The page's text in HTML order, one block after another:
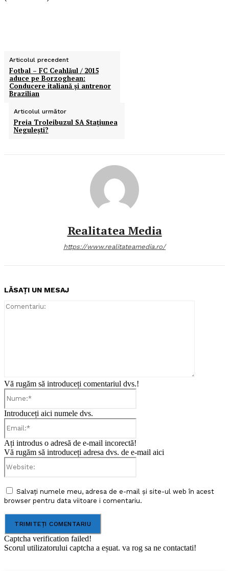
Articolul precedent
Fotbal – FC Ceahlăul / 2015
aduce pe Borzoghean:
Conducere italiană şi antrenor
Brazilian
Articolul următor
Preia Troleibuzul SA Staţiunea
Neguleşti?
Realitatea Media
https://www.realitateamedia.ro/
LĂSAȚI UN MESAJ
Vă rugăm să introduceți comentariul dvs.!
Introduceți aici numele dvs.
Ați introdus o adresă de e-mail incorectă!
Vă rugăm să introduceți adresa dvs. de e-mail aici
Salvați numele meu, adresa de e-mail și site-ul web în acest
browser pentru data viitoare i comentariu.
Captcha verification failed!
Scorul utilizatorului captcha a eșuat. va rog sa ne contactati!